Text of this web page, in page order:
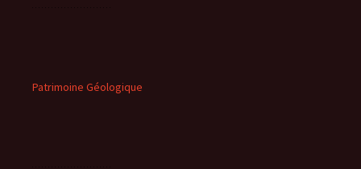
Patrimoine Géologique